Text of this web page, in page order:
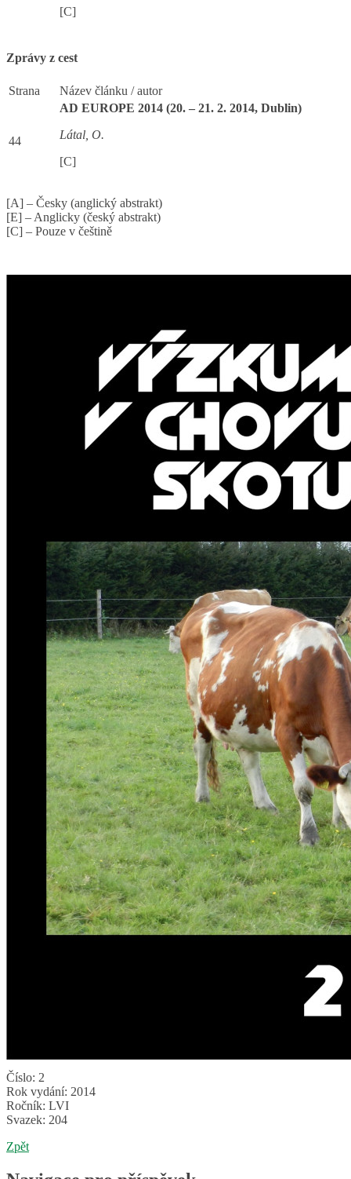
[C]
Zprávy z cest
Strana Název článku / autor
44
AD EUROPE 2014 (20. – 21. 2. 2014, Dublin)
Látal, O.
[C]
[A] – Česky (anglický abstrakt)
[E] – Anglicky (český abstrakt)
[C] – Pouze v češtině
Číslo: 2
Rok vydání: 2014
Ročník: LVI
Svazek: 204
Zpět